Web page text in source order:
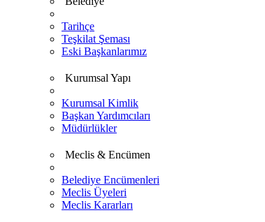
Tarihçe
Teşkilat Şeması
Eski Başkanlarımız
Kurumsal Yapı
Kurumsal Kimlik
Başkan Yardımcıları
Müdürlükler
Meclis & Encümen
Belediye Encümenleri
Meclis Üyeleri
Meclis Kararları